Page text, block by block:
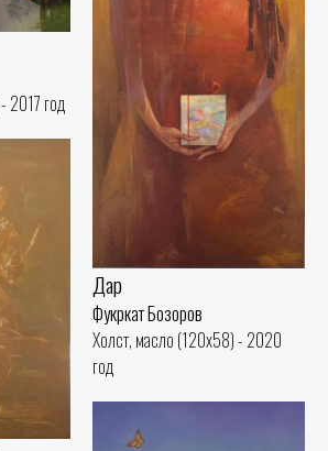
2017 год
Дар
Фукркат Бозоров
Холст, масло (120x58) - 2020
год